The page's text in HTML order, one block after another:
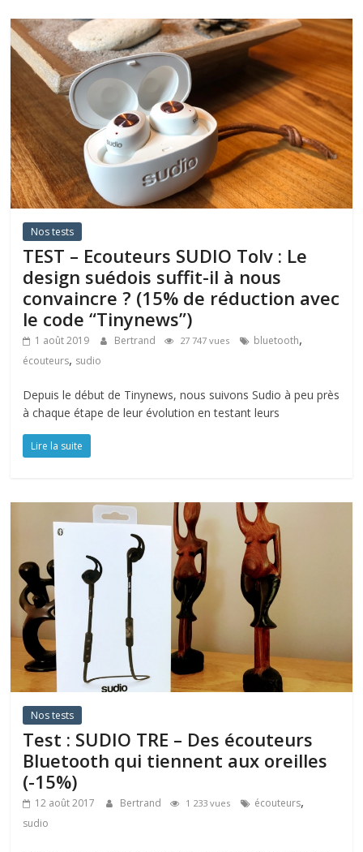
Nos tests
TEST – Ecouteurs SUDIO Tolv : Le
design suédois suffit-il à nous
convaincre ? (15% de réduction avec
le code “Tinynews”)
1 août 2019 Bertrand 27 747 vues bluetooth,
écouteurs, sudio
Depuis le début de Tinynews, nous suivons Sudio à peu près
à chaque étape de leur évolution en testant leurs
Lire la suite
Nos tests
Test : SUDIO TRE – Des écouteurs
Bluetooth qui tiennent aux oreilles
(-15%)
12 août 2017 Bertrand 1 233 vues écouteurs,
sudio